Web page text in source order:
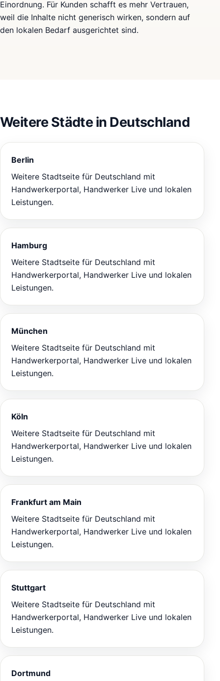
Einordnung. Für Kunden schafft es mehr Vertrauen,
weil die Inhalte nicht generisch wirken, sondern auf
den lokalen Bedarf ausgerichtet sind.
Weitere Städte in Deutschland
Berlin
Weitere Stadtseite für Deutschland mit
Handwerkerportal, Handwerker Live und lokalen
Leistungen.
Hamburg
Weitere Stadtseite für Deutschland mit
Handwerkerportal, Handwerker Live und lokalen
Leistungen.
München
Weitere Stadtseite für Deutschland mit
Handwerkerportal, Handwerker Live und lokalen
Leistungen.
Köln
Weitere Stadtseite für Deutschland mit
Handwerkerportal, Handwerker Live und lokalen
Leistungen.
Frankfurt am Main
Weitere Stadtseite für Deutschland mit
Handwerkerportal, Handwerker Live und lokalen
Leistungen.
Stuttgart
Weitere Stadtseite für Deutschland mit
Handwerkerportal, Handwerker Live und lokalen
Leistungen.
Dortmund